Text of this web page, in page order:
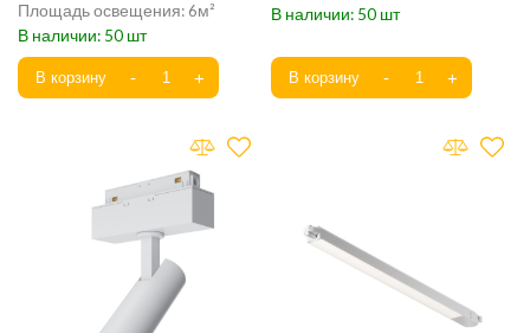
6
50
50